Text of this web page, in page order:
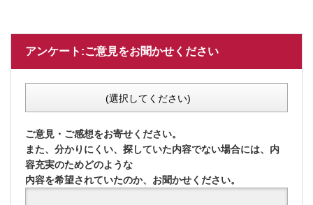
アンケート:ご意見をお聞かせください
(選択してください)
ご意見・ご感想をお寄せください。
また、分かりにくい、探していた内容でない場合には、内
容充実のためどのような
内容を希望されていたのか、お聞かせください。